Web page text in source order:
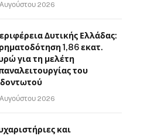
2026
Δυτικής Ελλάδας:
1,86 εκατ.
για τη μελέτη
του
2026
και